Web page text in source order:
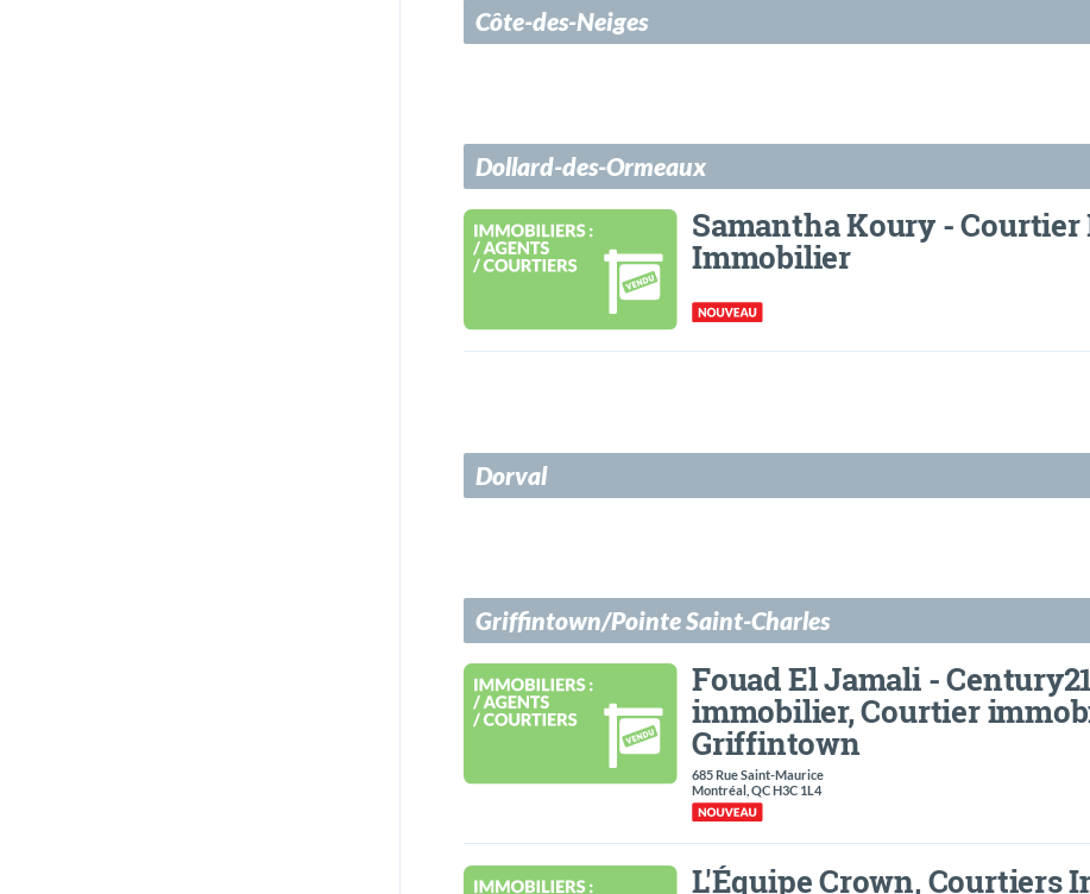
Côte-des-Neiges
Dollard-des-Ormeaux
Samantha Koury - Courtier
Immobilier
Dorval
Griffintown/Pointe Saint-Charles
Fouad El Jamali -
immobilier, Courtier
Griffintown
685 Rue Saint-Maurice
Montréal, QC H3C 1L4
L'Équipe Crown, Courtiers